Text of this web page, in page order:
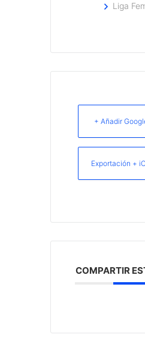
Liga
+ Añadir
Exportación +
COMPARTIR